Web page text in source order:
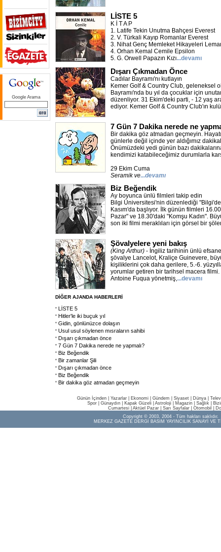
Google Arama
LİSTE 5
K İ T A P
1. Latife Tekin Unutma Bahçesi Everest
2. V. Türkali Kayıp Romanlar Everest
3. Nihat Genç Memleket Hikayeleri
4. Orhan Kemal Cemile Epsilon
5. G. Orwell Papazın Kızı...devamı
Dışarı Çıkmadan Önce
Cadılar Bayramı'nı kutlayın
Kemer Golf & Country Club, geleneksel
Bayramı'nda bu yıl da çocuklar için
düzenliyor. 31 Ekim'deki parti, - 12 yaş
ediyor. Kemer Golf & Country Club'ın
7 Gün 7 Dakika nerede ne
Bir dakika göz atmadan geçmeyin.
günlerle değil içinde yer aldığımız
Önümüzdeki yedi günün bazı
kendimizi katabileceğimiz durumlarla
29 Ekim Cuma
Seramik ve...devamı
Biz Beğendik
Ay boyunca ünlü filmleri takip edin
Bilgi Üniversitesi'nin düzenlediği
Kasım'da başlıyor. İlk günün filmleri
Pazar" ve 18.30'daki "Komşu Kadın".
son iki filmi meraklıları için görsel bir
Şövalyelere yeni bakış
(King Arthur) - İngiliz tarihinin ünlü
şövalye Lancelot, Kraliçe Guinevere,
kişiliklerini çok daha gerilere, 5.-6.
yorumlar getiren bir tarihsel macera filmi.
Antoine Fuqua yönetmiş,...devamı
DİĞER AJANDA HABERLERİ
LİSTE 5
Hitler'le iki buçuk yıl
Gidin, gönlünüzce dolaşın
Usul usul söylenen mısraların sahibi
Dışarı çıkmadan önce
7 Gün 7 Dakika nerede ne yapmalı?
Biz Beğendik
Bir zamanlar Şili
Dışarı çıkmadan önce
Biz Beğendik
Bir dakika göz atmadan geçmeyin
Günün İçinden Yazarlar Ekonomi Gündem Siyaset Dünya |
Spor
Günaydın Kapak Güzeli Astroloji Magazin Sağlık
Cumartesi| Aktüel Pazar| Sarı Sayfalar| Otomobil
Copyright © 2003, 2004 - Tüm hakları saklıdır.
MERKEZ GAZETE DERGİ BASIM YAYINCILIK SANAYİ VE